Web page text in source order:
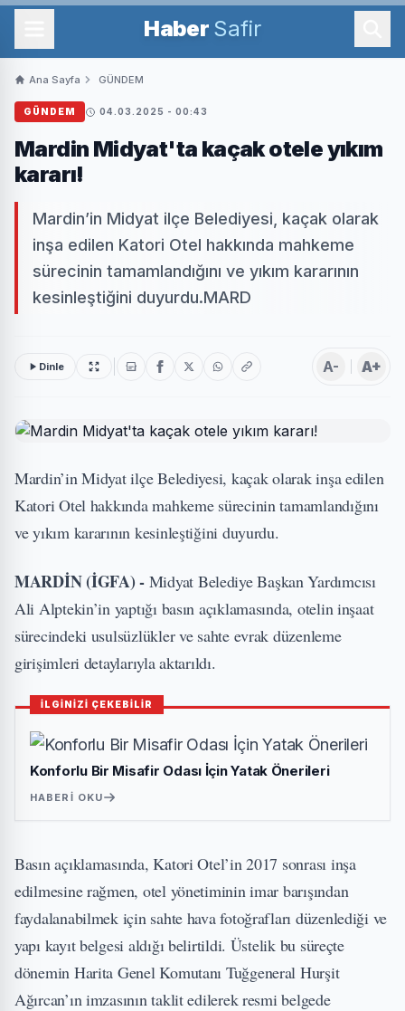
Haber Safir
Ana Sayfa GÜNDEM
GÜNDEM 04.03.2025 - 00:43
Mardin Midyat'ta kaçak otele yıkım
kararı!
Mardin’in Midyat ilçe Belediyesi, kaçak olarak
inşa edilen Katori Otel hakkında mahkeme
sürecinin tamamlandığını ve yıkım kararının
kesinleştiğini duyurdu.MARD
Dinle A- A+
Mardin’in Midyat ilçe Belediyesi, kaçak olarak inşa edilen
Katori Otel hakkında mahkeme sürecinin tamamlandığını
ve yıkım kararının kesinleştiğini duyurdu.
MARDİN (İGFA) - Midyat Belediye Başkan Yardımcısı
Ali Alptekin’in yaptığı basın açıklamasında, otelin inşaat
sürecindeki usulsüzlükler ve sahte evrak düzenleme
girişimleri detaylarıyla aktarıldı.
İLGİNİZİ ÇEKEBİLİR
Konforlu Bir Misafir Odası İçin Yatak Önerileri
HABERI OKU
Basın açıklamasında, Katori Otel’in 2017 sonrası inşa
edilmesine rağmen, otel yönetiminin imar barışından
faydalanabilmek için sahte hava fotoğrafları düzenlediği ve
yapı kayıt belgesi aldığı belirtildi. Üstelik bu süreçte
dönemin Harita Genel Komutanı Tuğgeneral Hurşit
Ağırcan’ın imzasının taklit edilerek resmi belgede